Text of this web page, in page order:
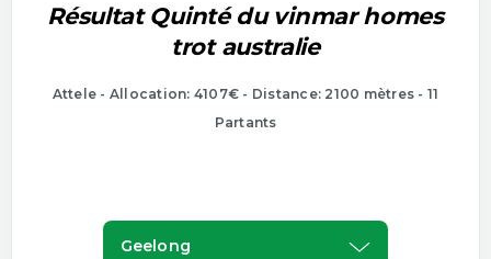
Résultat Quinté du vinmar homes
trot australie
Attele - Allocation: 4107€ - Distance: 2100 mètres - 11
Partants
Geelong